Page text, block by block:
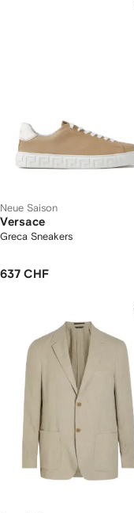
Neue Saison
Versace
Greca Sneakers
637 CHF